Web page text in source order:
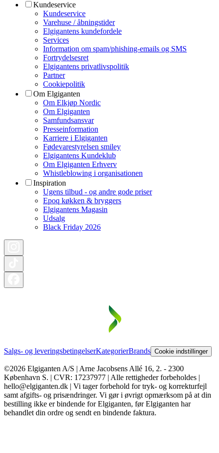
Kundeservice
Kundeservice
Varehuse / åbningstider
Elgigantens kundefordele
Services
Information om spam/phishing-emails og SMS
Fortrydelsesret
Elgigantens privatlivspolitik
Partner
Cookiepolitik
Om Elgiganten
Om Elkjøp Nordic
Om Elgiganten
Samfundsansvar
Presseinformation
Karriere i Elgiganten
Fødevarestyrelsen smiley
Elgigantens Kundeklub
Om Elgiganten Erhverv
Whistleblowing i organisationen
Inspiration
Ugens tilbud - og andre gode priser
Epoq køkken & bryggers
Elgigantens Magasin
Udsalg
Black Friday 2026
Salgs- og leveringsbetingelserKategorierBrands Cookie indstillinger
©2026 Elgiganten A/S | Arne Jacobsens Allé 16, 2. - 2300
København S. | CVR: 17237977 | Alle rettigheder forbeholdes |
hello@elgiganten.dk | Vi tager forbehold for tryk- og korrekturfejl
samt afgifts- og prisændringer. Vi gør i øvrigt opmærksom på at din
bestilling ikke er bindende for Elgiganten, før Elgiganten har
behandlet din ordre og sendt en bindende faktura.